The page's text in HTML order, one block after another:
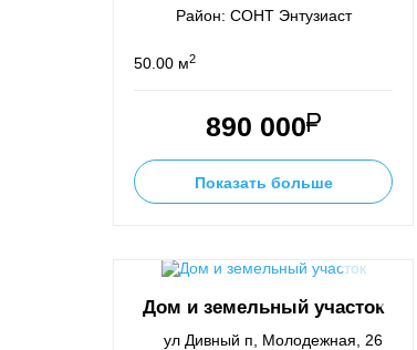
Район: СОНТ Энтузиаст
50.00 м2
890 000
Показать больше
Дом и земельный участок
ул Дивный п, Молодежная, 26